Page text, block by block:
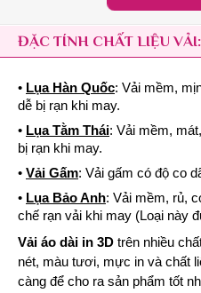
ĐẶC TÍNH CHẤT LIỆU VẢI:
• Lụa Hàn Quốc: Vải mềm,
dễ bị rạn khi may.
• Lụa Tằm Thái: Vải mềm,
bị rạn khi may.
• Vải Gấm: Vải gấm có độ co
• Lụa Bảo Anh: Vải mềm, rủ,
chế rạn vải khi may (Loại này
Vải áo dài in 3D trên nhiều
nét, màu tươi, mực in và chất
càng để cho ra sản phẩm tốt